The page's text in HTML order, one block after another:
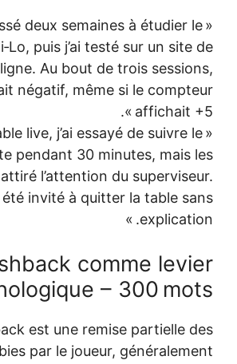
« J’ai passé deux
système Hi‑Lo, puis j’ai testé
casino en ligne. Au bout de
mon solde était négatif, même
« Sur une table live, j’ai
compte pendant 30
caméras ont attiré l’attention
J’ai été invité à quitter
Le cashback
psychologique –
Le cashback est une
pertes subies par le joueur,